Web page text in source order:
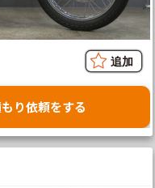
り依頼をする